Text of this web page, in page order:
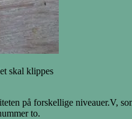
skal klippes
på forskellige niveauer.V,
to.